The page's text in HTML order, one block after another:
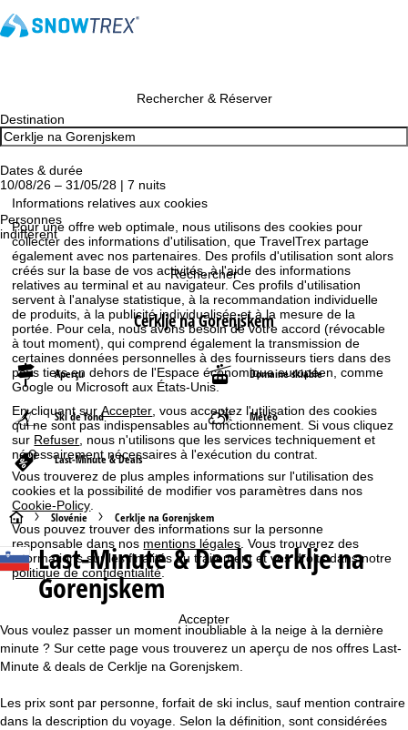
Informations relatives aux cookies
Pour une offre web optimale, nous utilisons des cookies pour
collecter des informations d'utilisation, que TravelTrex partage
également avec nos partenaires. Des profils d'utilisation sont alors
créés sur la base de vos activités, à l'aide des informations
relatives au terminal et au navigateur. Ces profils d'utilisation
servent à l'analyse statistique, à la recommandation individuelle
de produits, à la publicité individualisée et à la mesure de la
portée. Pour cela, nous avons besoin de votre accord (révocable
à tout moment), qui comprend également la transmission de
certaines données personnelles à des fournisseurs tiers dans des
pays tiers en dehors de l'Espace économique européen, comme
Google ou Microsoft aux États-Unis.
En cliquant surAccepter , vous acceptez l'utilisation des cookies
qui ne sont pas indispensables au fonctionnement. Si vous cliquez
sur Refuser , nous n'utilisons que les services techniquement et
nécessairement nécessaires à l'exécution du contrat.
Vous trouverez de plus amples informations sur l'utilisation des
cookies et la possibilité de modifier vos paramètres dans nos
Cookie-Policy
Vous pouvez trouver des informations sur la personne
responsable dans nos mentions légales . Vous trouverez des
informations sur les finalités du traitement et vos droits dans notre
politique de confidentialité.
Accepter
Rechercher & Réserver
Destination
Dates & durée
10/08/26 – 31/05/28 | 7 nuits
Personnes
indifférent
Rechercher
Cerklje na Gorenjskem
Aperçu Domaine skiable
Ski de fond Météo
Last-Minute & Deals
P
a
e
d
Slovénie Cerklje na Gorenjskem
Last-Minute & Deals Cerklje na
Gorenjskem
Vous voulez passer un moment inoubliable à la neige à la dernière
minute ? Sur cette page vous trouverez un aperçu de nos offres Last-
Minute & deals de Cerklje na Gorenjskem.
Les prix sont par personne, forfait de ski inclus, sauf mention contraire
dans la description du voyage. Selon la définition, sont considérées